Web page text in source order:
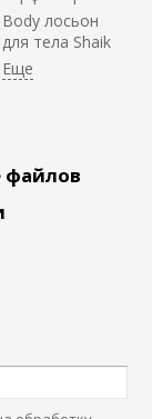
Body лосьон
для тела Shaik
файлов